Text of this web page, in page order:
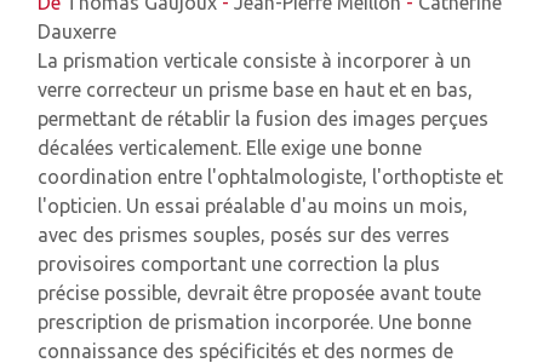
Dauxerre
La prismation verticale consiste à incorporer à un
verre correcteur un prisme base en haut et en bas,
permettant de rétablir la fusion des images perçues
décalées verticalement. Elle exige une bonne
coordination entre l'ophtalmologiste, l'orthoptiste et
l'opticien. Un essai préalable d'au moins un mois,
avec des prismes souples, posés sur des verres
provisoires comportant une correction la plus
précise possible, devrait être proposée avant toute
prescription de prismation incorporée. Une bonne
connaissance des spécificités et des normes de